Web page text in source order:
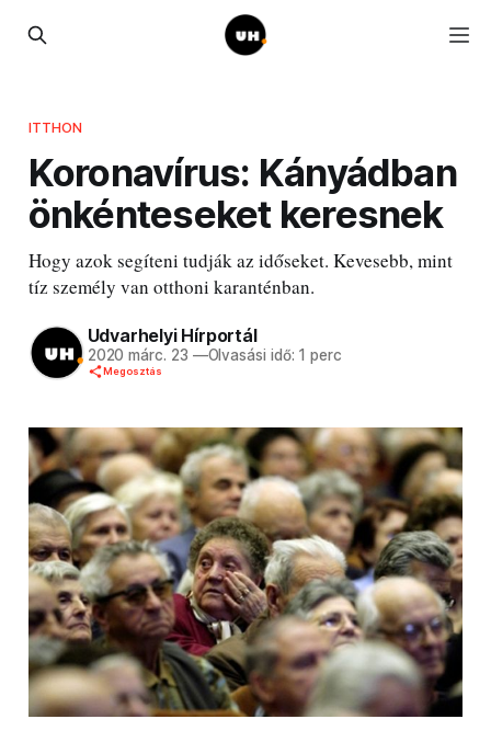
ITTHON
Koronavírus: Kányádban
önkénteseket keresnek
Hogy azok segíteni tudják az időseket. Kevesebb, mint
tíz személy van otthoni karanténban.
Udvarhelyi Hírportál
2020 márc. 23 —Olvasási idő: 1 perc
Megosztás